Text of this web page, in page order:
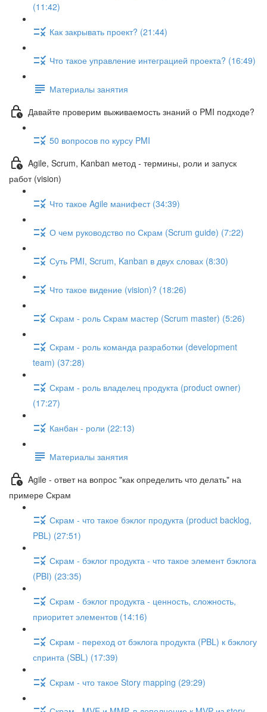
(11:42)
Как закрывать проект? (21:44)
Что такое управление интеграцией проекта? (16:49)
Материалы занятия
Давайте проверим выживаемость знаний о PMI подходе?
50 вопросов по курсу PMI
Agile, Scrum, Kanban метод - термины, роли и запуск
работ (vision)
Что такое Agile манифест (34:39)
О чем руководство по Скрам (Scrum guide) (7:22)
Суть PMI, Scrum, Kanban в двух словах (8:30)
Что такое видение (vision)? (18:26)
Скрам - роль Скрам мастер (Scrum master) (5:26)
Скрам - роль команда разработки (development
team) (37:28)
Скрам - роль владелец продукта (product owner)
(17:27)
Канбан - роли (22:13)
Материалы занятия
Agile - ответ на вопрос "как определить что делать" на
примере Скрам
Скрам - что такое бэклог продукта (product backlog,
PBL) (27:51)
Скрам - бэклог продукта - что такое элемент бэклога
(PBI) (23:35)
Скрам - бэклог продукта - ценность, сложность,
приоритет элементов (14:16)
Скрам - переход от бэклога продукта (PBL) к бэклогу
спринта (SBL) (17:39)
Скрам - что такое Story mapping (29:29)